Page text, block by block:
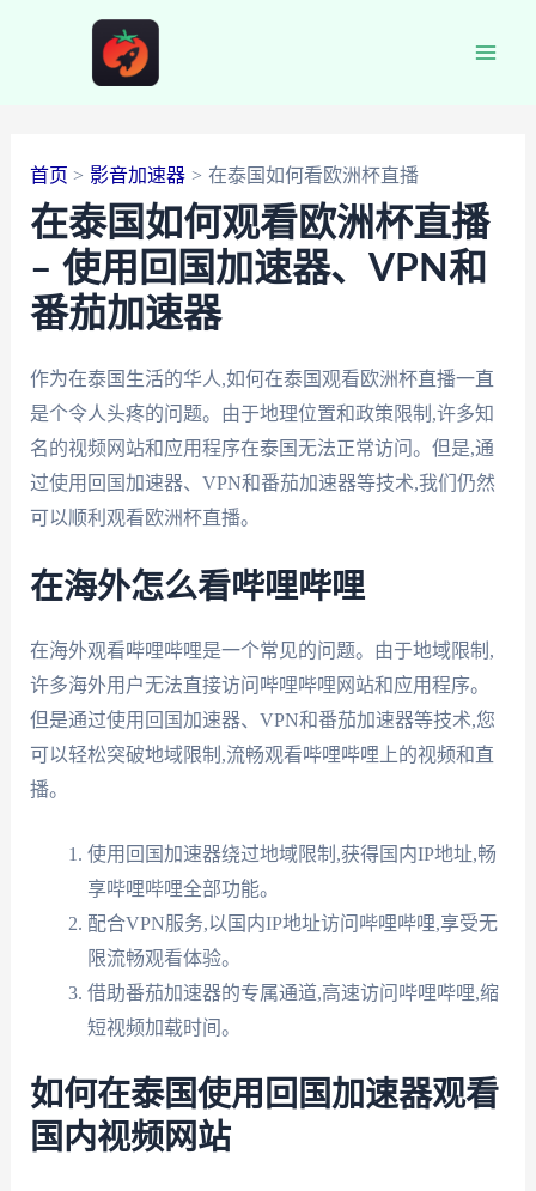
首页 影音加速器 在泰国如何看欧洲杯直播
在泰国如何观看欧洲杯直播
– 使用回国加速器、VPN和
番茄加速器
作为在泰国生活的华人,如何在泰国观看欧洲杯直播一直
是个令人头疼的问题。由于地理位置和政策限制,许多知
名的视频网站和应用程序在泰国无法正常访问。但是,通
过使用回国加速器、VPN和番茄加速器等技术,我们仍然
可以顺利观看欧洲杯直播。
在海外怎么看哔哩哔哩
在海外观看哔哩哔哩是一个常见的问题。由于地域限制,
许多海外用户无法直接访问哔哩哔哩网站和应用程序。
但是通过使用回国加速器、VPN和番茄加速器等技术,您
可以轻松突破地域限制,流畅观看哔哩哔哩上的视频和直
播。
使用回国加速器绕过地域限制,获得国内IP地址,畅
享哔哩哔哩全部功能。
配合VPN服务,以国内IP地址访问哔哩哔哩,享受无
限流畅观看体验。
借助番茄加速器的专属通道,高速访问哔哩哔哩,缩
短视频加载时间。
如何在泰国使用回国加速器观看
国内视频网站